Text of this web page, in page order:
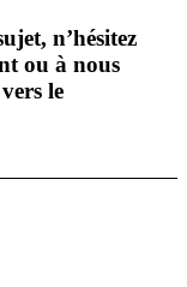
n’hésitez
ou à nous
le